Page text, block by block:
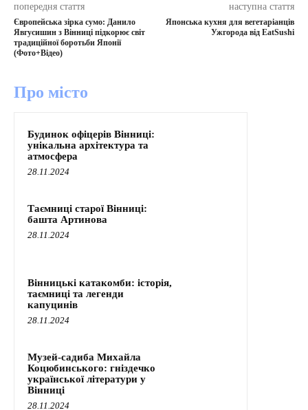
попередня стаття
Європейська зірка сумо: Данило
Явгусишин з Вінниці підкорює світ
традиційної боротьби Японії
(Фото+Відео)
наступна стаття
Японська кухня для вегетаріанців
Ужгорода від EatSushi
Про місто
Будинок офіцерів Вінниці:
унікальна архітектура та
атмосфера
28.11.2024
Таємниці старої Вінниці:
башта Артинова
28.11.2024
Вінницькі катакомби: історія,
таємниці та легенди
капуцинів
28.11.2024
Музей-садиба Михайла
Коцюбинського: гніздечко
української літератури у
Вінниці
28.11.2024